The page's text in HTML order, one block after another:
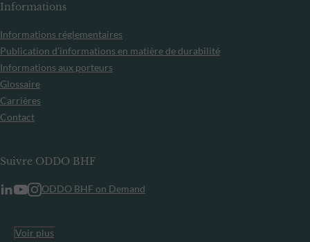
Informations
Informations réglementaires
Publication d’informations en matière de durabilité
Informations aux porteurs
Glossaire
Carrières
Contact
Suivre ODDO BHF
ODDO BHF on Demand
Voir plus